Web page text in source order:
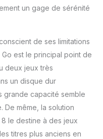
un gage de sérénité
de ses limitations
est le principal point de
deux jeux très
un disque dur
grande capacité semble
De même, la solution
le destine à des jeux
titres plus anciens en